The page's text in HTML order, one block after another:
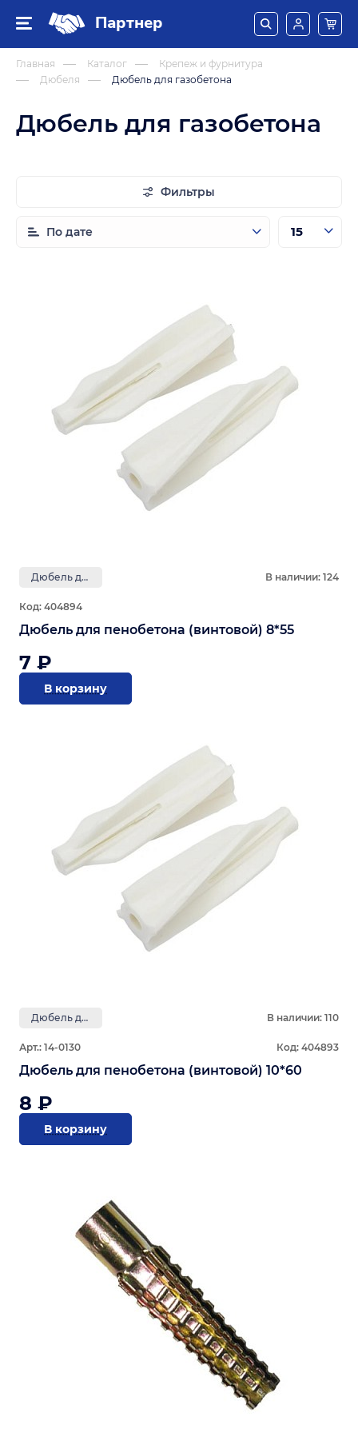
Партнер
Главная Каталог
Крепеж и фурнитура
Дюбеля
Дюбель для газобетона
Дюбель для газобетона
Фильтры
Дюбель для газобетона В наличии: 124
Код: 404894
Дюбель для пенобетона (винтовой) 8*55
7 ₽
В корзину
Дюбель для газобетона В наличии: 110
Арт.: 14-0130 Код: 404893
Дюбель для пенобетона (винтовой) 10*60
8 ₽
В корзину